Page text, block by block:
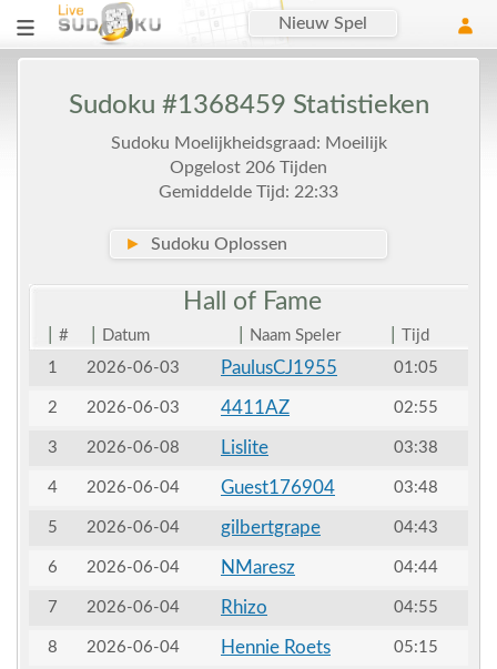
Nieuw Spel
Sudoku #1368459 Statistieken
Sudoku Moelijkheidsgraad: Moeilijk
Opgelost 206 Tijden
Gemiddelde Tijd: 22:33
► Sudoku Oplossen
Hall of Fame
# Datum Naam Speler
Tijd
1
2026-06-03 PaulusCJ1955 01:05
2 2026-06-03 4411AZ 02:55
3 2026-06-08 Lislite 03:38
4 2026-06-04 Guest176904 03:48
5 2026-06-04 gilbertgrape 04:43
6 2026-06-04 NMaresz 04:44
7 2026-06-04 Rhizo 04:55
8 2026-06-04 Hennie Roets 05:15